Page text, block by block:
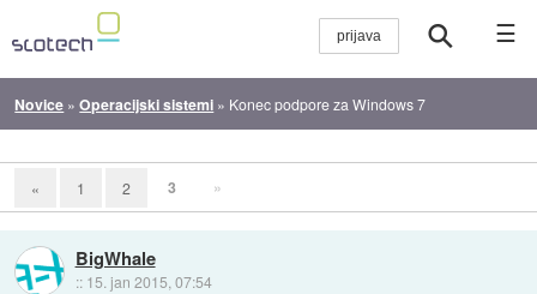
☰
Novice »Operacijski sistemi » Konec podpore za Windows 7
« 1 2 3 »
BigWhale
:: 15. jan 2015, 07:54